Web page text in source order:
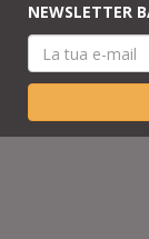
NEWSLETTER